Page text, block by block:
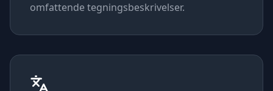
omfattende tegningsbeskrivelser.